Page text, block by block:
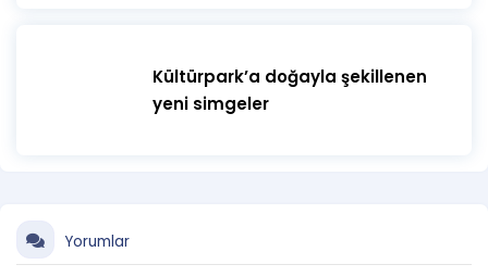
Kültürpark’a doğayla şekillenen
yeni simgeler
Yorumlar